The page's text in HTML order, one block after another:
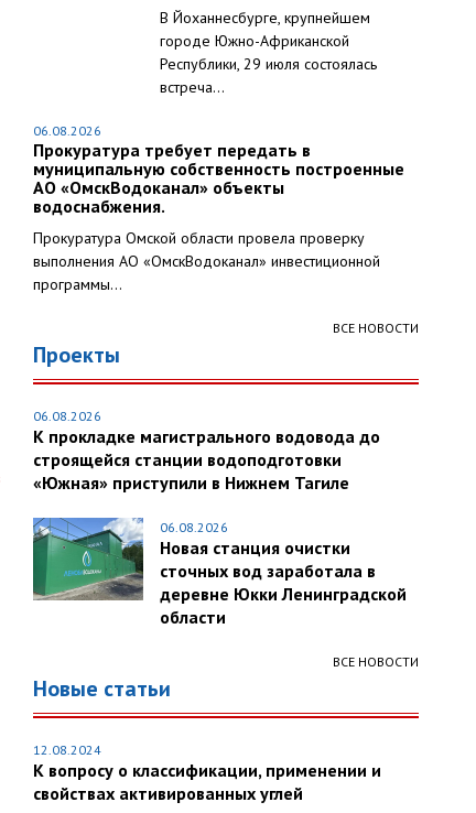
В Йоханнесбурге, крупнейшем
городе Южно-Африканской
Республики, 29 июля состоялась
встреча...
06.08.2026
Прокуратура требует передать в
муниципальную собственность построенные
АО «ОмскВодоканал» объекты
водоснабжения.
Прокуратура Омской области провела проверку
выполнения АО «ОмскВодоканал» инвестиционной
программы...
ВСЕ НОВОСТИ
Проекты
06.08.2026
К прокладке магистрального водовода до
строящейся станции водоподготовки
«Южная» приступили в Нижнем Тагиле
06.08.2026
Новая станция очистки
сточных вод заработала в
деревне Юкки Ленинградской
области
ВСЕ НОВОСТИ
Новые статьи
12.08.2024
К вопросу о классификации, применении и
свойствах активированных углей